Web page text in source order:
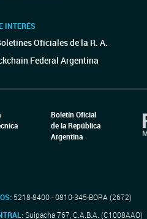
INTERÉS
Oficiales de la R. A.
Federal Argentina
Boletín Oficial
de la República
Argentina
5218-8400 - 0810-345-BORA (2672)
Suipacha 767, C.A.B.A. (C1008AAO)